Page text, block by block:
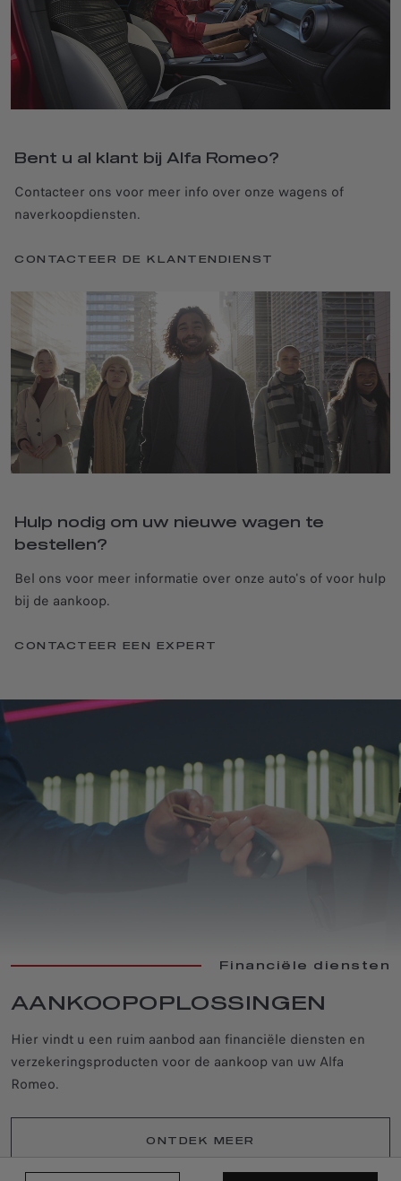
Bent u al klant bij Alfa Romeo?
Contacteer ons voor meer info over onze wagens of
naverkoopdiensten.
CONTACTEER DE KLANTENDIENST
Hulp nodig om uw nieuwe wagen te
bestellen?
Bel ons voor meer informatie over onze auto's of voor hulp
bij de aankoop.
CONTACTEER EEN EXPERT
Financiële diensten
AANKOOPOPLOSSINGEN
Hier vindt u een ruim aanbod aan financiële diensten en
verzekeringsproducten voor de aankoop van uw Alfa
Romeo.
ONTDEK MEER